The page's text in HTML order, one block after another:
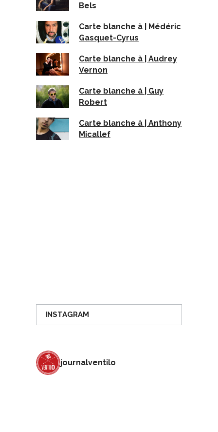
Bels
Carte blanche à | Médéric
Gasquet-Cyrus
Carte blanche à | Audrey
Vernon
Carte blanche à | Guy
Robert
Carte blanche à | Anthony
Micallef
INSTAGRAM
journalventilo